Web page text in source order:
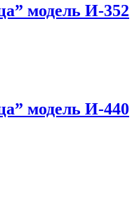
модель И-352
модель И-440